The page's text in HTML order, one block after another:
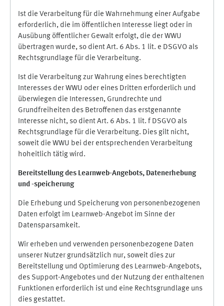
Ist die Verarbeitung für die Wahrnehmung einer Aufgabe
erforderlich, die im öffentlichen Interesse liegt oder in
Ausübung öffentlicher Gewalt erfolgt, die der WWU
übertragen wurde, so dient Art. 6 Abs. 1 lit. e DSGVO als
Rechtsgrundlage für die Verarbeitung.
Ist die Verarbeitung zur Wahrung eines berechtigten
Interesses der WWU oder eines Dritten erforderlich und
überwiegen die Interessen, Grundrechte und
Grundfreiheiten des Betroffenen das erstgenannte
Interesse nicht, so dient Art. 6 Abs. 1 lit. f DSGVO als
Rechtsgrundlage für die Verarbeitung. Dies gilt nicht,
soweit die WWU bei der entsprechenden Verarbeitung
hoheitlich tätig wird.
Bereitstellung des Learnweb-Angebots, Datenerhebung
und -speicherung
Die Erhebung und Speicherung von personenbezogenen
Daten erfolgt im Learnweb-Angebot im Sinne der
Datensparsamkeit.
Wir erheben und verwenden personenbezogene Daten
unserer Nutzer grundsätzlich nur, soweit dies zur
Bereitstellung und Optimierung des Learnweb-Angebots,
des Support-Angebotes und der Nutzung der enthaltenen
Funktionen erforderlich ist und eine Rechtsgrundlage uns
dies gestattet.